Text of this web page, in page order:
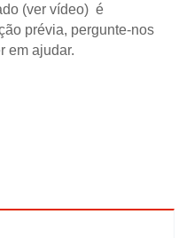
(ver vídeo) é
prévia, pergunte-nos
em ajudar.